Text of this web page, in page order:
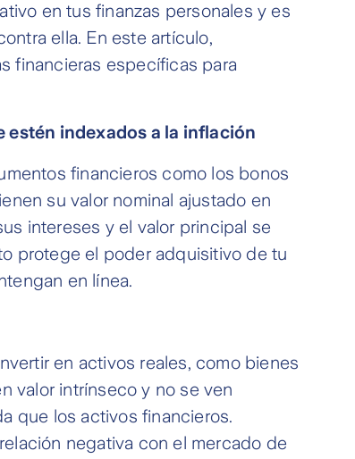
en tus finanzas personales y es
ella. En este artículo,
financieras específicas para
estén indexados a la inflación
financieros como los bonos
su valor nominal ajustado en
intereses y el valor principal se
protege el poder adquisitivo de tu
en línea.
en activos reales, como bienes
valor intrínseco y no se ven
que los activos financieros.
negativa con el mercado de